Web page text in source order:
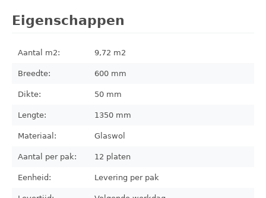
Eigenschappen
Aantal m2: 9,72 m2
Breedte: 600 mm
Dikte: 50 mm
Lengte: 1350 mm
Materiaal: Glaswol
Aantal per pak: 12 platen
Eenheid: Levering per pak